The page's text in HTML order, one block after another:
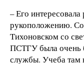
– Его
рукоположению.
Тихоновском со
ПСТГУ была очень
службы. Учеба там